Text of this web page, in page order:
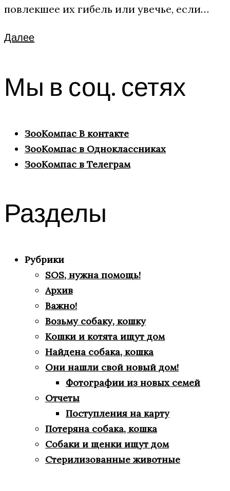
повлекшее их гибель или увечье, если…
Facebook
Twitter
Google+
Далее
Мы в соц. сетях
ЗооКомпас В контакте
ЗооКомпас в Одноклассниках
ЗооКомпас в Телеграм
Разделы
Рубрики
SOS, нужна помощь!
Архив
Важно!
Возьму собаку, кошку
Кошки и котята ищут дом
Найдена собака, кошка
Они нашли свой новый дом!
Фотографии из новых семей
Отчеты
Поступления на карту
Потеряна собака, кошка
Собаки и щенки ищут дом
Стерилизованные животные